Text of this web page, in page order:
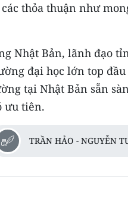
thỏa thuận như
Nhật Bản, lãnh đạo
đại học lớn top đầu
tại Nhật Bản sẵn
ưu tiên.
TRẦN HẢO - NGUYỄN